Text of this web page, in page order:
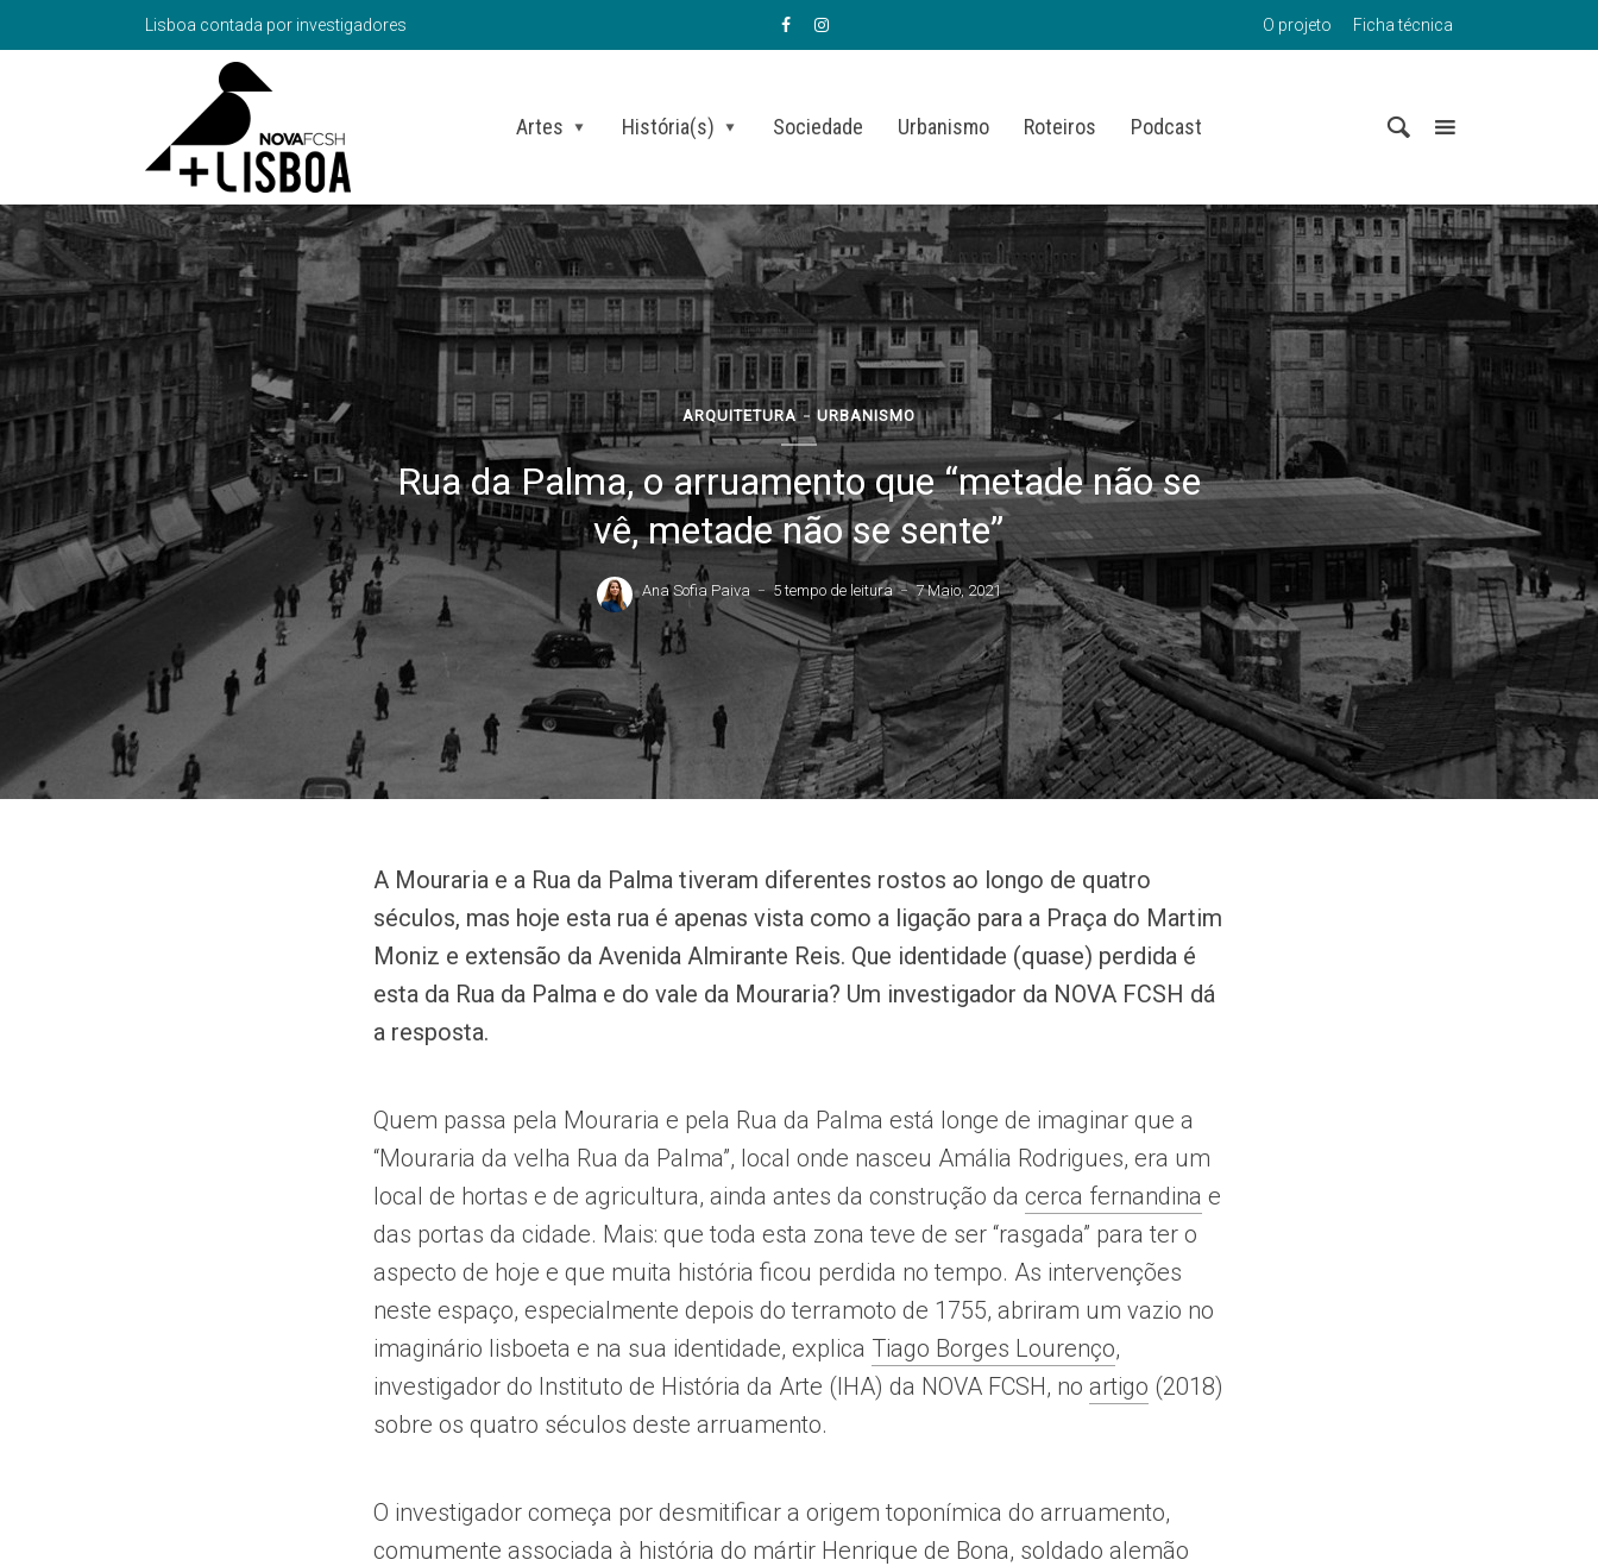
Lisboa contada por investigadores O projeto Ficha técnica
Artes História(s) Sociedade Urbanismo Roteiros Podcast
ARQUITETURA URBANISMO
Rua da Palma, o arruamento que “metade não se
vê, metade não se sente”
Ana Sofia Paiva 5 tempo de leitura 7 Maio, 2021
A Mouraria e a Rua da Palma tiveram diferentes rostos ao longo de quatro
séculos, mas hoje esta rua é apenas vista como a ligação para a Praça do Martim
Moniz e extensão da Avenida Almirante Reis. Que identidade (quase) perdida é
esta da Rua da Palma e do vale da Mouraria? Um investigador da NOVA FCSH dá
a resposta.
Quem passa pela Mouraria e pela Rua da Palma está longe de imaginar que a
“Mouraria da velha Rua da Palma”, local onde nasceu Amália Rodrigues, era um
local de hortas e de agricultura, ainda antes da construção da cerca fernandina e
das portas da cidade. Mais: que toda esta zona teve de ser “rasgada” para ter o
aspecto de hoje e que muita história ficou perdida no tempo. As intervenções
neste espaço, especialmente depois do terramoto de 1755, abriram um vazio no
imaginário lisboeta e na sua identidade, explica Tiago Borges Lourenço,
investigador do Instituto de História da Arte (IHA) da NOVA FCSH, no artigo (2018)
sobre os quatro séculos deste arruamento.
O investigador começa por desmitificar a origem toponímica do arruamento,
comumente associada à história do mártir Henrique de Bona, soldado alemão